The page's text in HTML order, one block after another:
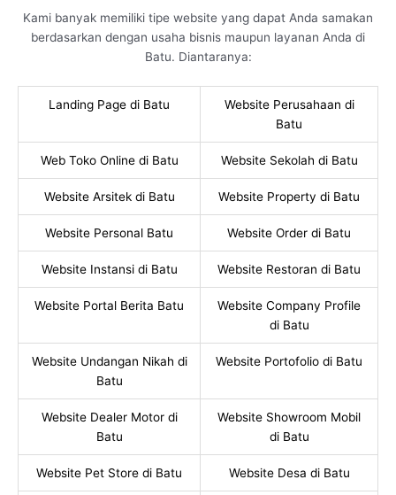
Kami banyak memiliki tipe website yang dapat Anda samakan
berdasarkan dengan usaha bisnis maupun layanan Anda di
Batu. Diantaranya:
Landing Page di Batu
Website Perusahaan di
Batu
Web Toko Online di Batu Website Sekolah di Batu
Website Arsitek di Batu Website Property di Batu
Website Personal Batu Website Order di Batu
Website Instansi di Batu Website Restoran di Batu
Website Portal Berita Batu
Website Company Profile
di Batu
Website Undangan Nikah di
Batu
Website Portofolio di Batu
Website Dealer Motor di
Batu
Website Showroom Mobil
di Batu
Website Pet Store di Batu Website Desa di Batu